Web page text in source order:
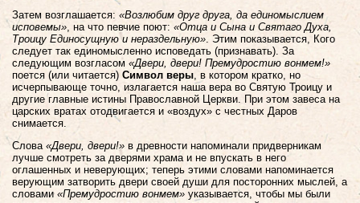
Затем возглашается: «Возлюбим друг друга, да единомыслием
исповемы», на что певчие поют: «Отца и Сына и Святаго Духа,
Троицу Единосущную и нераздельную». Этим показывается, Кого
следует так единомысленно исповедать (признавать). За
следующим возгласом «Двери, двери! Премудростию вонмем!»
поется (или читается) Символ веры, в котором кратко, но
исчерпывающе точно, излагается наша вера во Святую Троицу и
другие главные истины Православной Церкви. При этом завеса на
царских вратах отодвигается и «воздух» с честных Даров
снимается.
Слова «Двери, двери!»в древности напоминали придверникам
лучше смотреть за дверями храма и не впускать в него
оглашенных и неверующих; теперь этими словами напоминается
верующим затворить двери своей души для посторонних мыслей, а
словами «Премудростию вонмем»указывается, чтобы мы были